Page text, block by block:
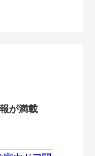
が満載